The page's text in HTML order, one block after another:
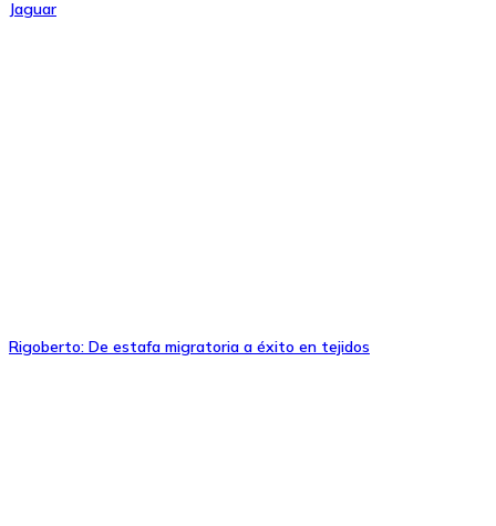
Jaguar
Rigoberto: De estafa migratoria a éxito en tejidos